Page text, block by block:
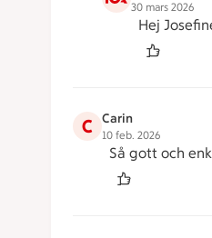
30 mars 2026
Hej
C Carin
10 feb. 2026
Så gott och